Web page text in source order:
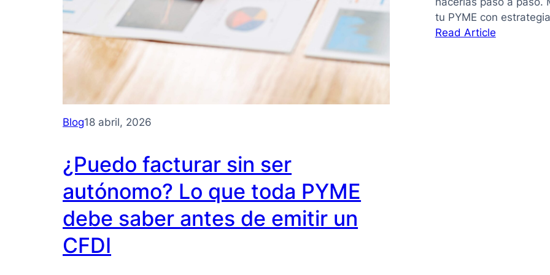
Blog18 abril, 2026
¿Puedo facturar sin ser
autónomo? Lo que toda PYME
debe saber antes de emitir un
CFDI
tu PYME con
Read Article: